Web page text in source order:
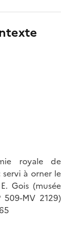
royale de
à orner le
Gois (musée
MV 2129)